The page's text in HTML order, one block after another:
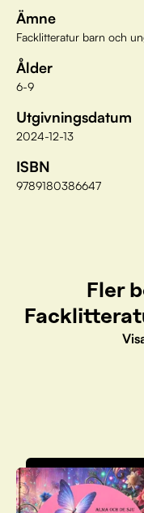
Ämne
Facklitteratur barn och
Ålder
6-9
Utgivningsdatum
2024-12-13
ISBN
9789180386647
Fler